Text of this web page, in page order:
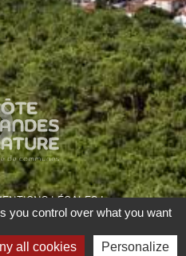
LÉGALES|
CONFORME|GESTION
PAR WEBPUBLIC40
you control over what you want
all cookies Personalize